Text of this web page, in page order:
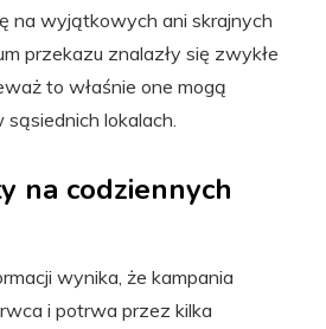
na wyjątkowych ani skrajnych
przekazu znalazły się zwykłe
to właśnie one mogą
lokalach.
na codziennych
wynika, że kampania
i potrwa przez kilka